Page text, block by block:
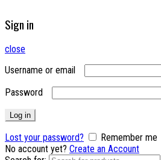
Sign in
close
Username or email
Password
Log in
Lost your password?
Remember me
No account yet? Create an Account